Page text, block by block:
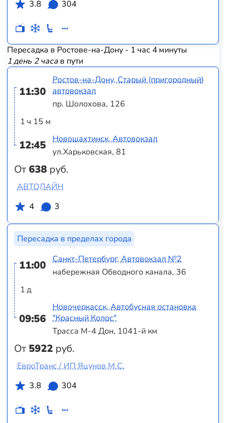
3.8
304
Пересадка в Ростове-на-Дону - 1 час 4 минуты
1 день 2 часав пути
11:30
1 ч 15 м
12:45
От638 руб.
Ростов-на-Дону, Старый (пригородный)
автовокзал
пр. Шолохова, 126
Новошахтинск, Автовокзал
ул.Харьковская, 81
АВТОЛАЙН
4
3
Пересадка в пределах города
11:00
1 д
09:56
От 5922 руб.
Санкт-Петербург, Автовокзал №2
набережная Обводного канала, 36
Новочеркасск, Автобусная остановка
"Красный Колос"
Трасса М-4 Дон, 1041-й км
ЕвроТранс / ИП Яцунов М.С.
3.8
304